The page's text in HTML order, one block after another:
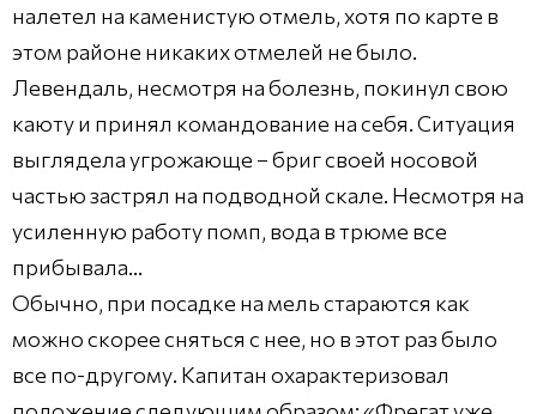
налетел на каменистую отмель, хотя по карте в
этом районе никаких отмелей не было.
Левендаль, несмотря на болезнь, покинул свою
каюту и принял командование на себя. Ситуация
выглядела угрожающе – бриг своей носовой
частью застрял на подводной скале. Несмотря на
усиленную работу помп, вода в трюме все
прибывала…
Обычно, при посадке на мель стараются как
можно скорее сняться с нее, но в этот раз было
все по-другому. Капитан охарактеризовал